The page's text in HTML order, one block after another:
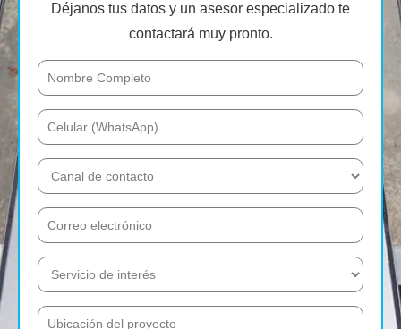
Déjanos tus datos y un asesor especializado te
contactará muy pronto.